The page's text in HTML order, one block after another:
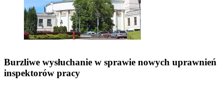
Burzliwe wysłuchanie w sprawie nowych uprawnień
inspektorów pracy